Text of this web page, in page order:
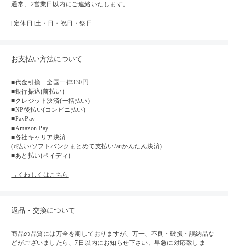
通常、2営業日以内にご連絡いたします。
[定休日]土・日・祝日・祭日
お支払い方法について
■代金引換 全国一律330円
■銀行振込(前払い)
■クレジット決済(一括払い)
■NP後払い(コンビニ払い)
■PayPay
■Amazon Pay
■各社キャリア決済
(d払い/ソフトバンクまとめて支払い/auかんたん決済)
■あと払い(ペイディ)
→くわしくはこちら
返品・交換について
商品の品質には万全を期しておりますが、万一、不良・破損・誤納品な
どがございましたら、7日以内にお知らせ下さい、早急に対応致しま